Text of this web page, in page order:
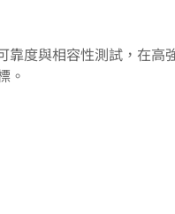
靠度與相容性測試，在高
。